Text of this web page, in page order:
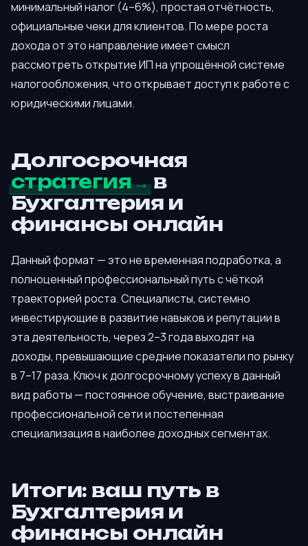
минимальный налог (4–6%), простая отчётность,
официальные чеки для клиентов. По мере роста
дохода от это направление имеет смысл
рассмотреть открытие ИП на упрощённой системе
налогообложения, что открывает доступ к работе с
юридическими лицами.
Долгосрочная
стратегия
в
Бухгалтерия и
финансы онлайн
Данный формат — это не временная подработка, а
полноценный профессиональный путь с чёткой
траекторией роста. Специалисты, системно
инвестирующие в развитие навыков и репутации в
эта деятельность, через 2–3 года выходят на
доходы, превышающие средние показатели по рынку
в 7–17 раза. Ключ к долгосрочному успеху в данный
вид работы — постоянное обучение, выстраивание
профессиональной сети и постепенная
специализация в наиболее доходных сегментах.
Итоги: ваш путь в
Бухгалтерия и
финансы онлайн